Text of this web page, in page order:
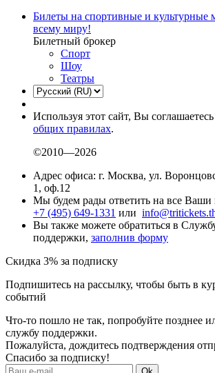
Билеты на спортивные и культурные
всему миру!
Билетный брокер
Спорт
Шоу
Театры
Используя этот сайт, Вы соглашаетесь
общих правилах.
©2010—2026
Адрес офиса: г. Москва, ул.
1, оф.12
Мы будем рады ответить на все Ваши
+7 (495) 649-1331 или
Вы также можете обратиться в
поддержки, заполнив форму
Скидка 3% за подписку
Подпишитесь на рассылку, чтобы быть в
событий
Что-то пошло не так, попробуйте позднее
службу поддержки.
Пожалуйста, дождитесь подтверждения
Спасибо за подписку!